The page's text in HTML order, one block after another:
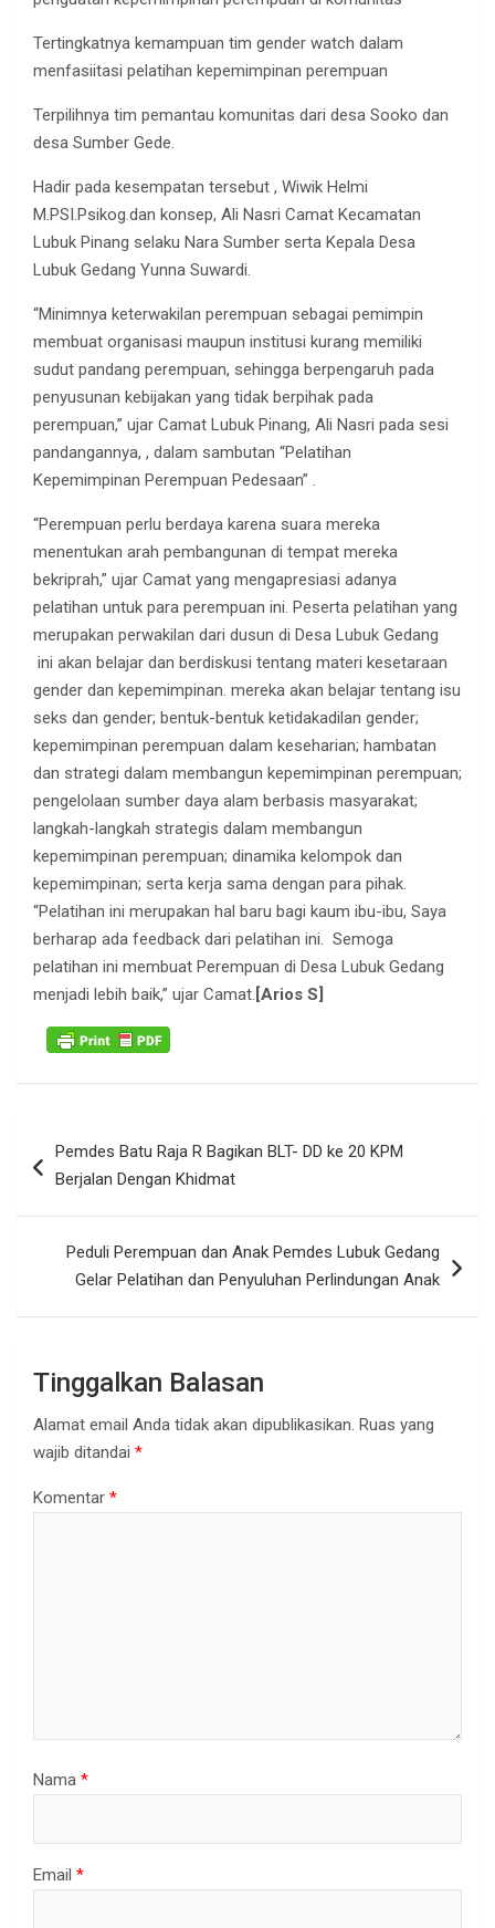
Tertingkatnya kemampuan tim gender watch dalam
menfasiitasi pelatihan kepemimpinan perempuan
Terpilihnya tim pemantau komunitas dari desa Sooko dan
desa Sumber Gede.
Hadir pada kesempatan tersebut , Wiwik Helmi
M.PSI.Psikog.dan konsep, Ali Nasri Camat Kecamatan
Lubuk Pinang selaku Nara Sumber serta Kepala Desa
Lubuk Gedang Yunna Suwardi.
“Minimnya keterwakilan perempuan sebagai pemimpin
membuat organisasi maupun institusi kurang memiliki
sudut pandang perempuan, sehingga berpengaruh pada
penyusunan kebijakan yang tidak berpihak pada
perempuan,” ujar Camat Lubuk Pinang, Ali Nasri pada sesi
pandangannya, , dalam sambutan “Pelatihan
Kepemimpinan Perempuan Pedesaan” .
“Perempuan perlu berdaya karena suara mereka
menentukan arah pembangunan di tempat mereka
bekriprah,” ujar Camat yang mengapresiasi adanya
pelatihan untuk para perempuan ini. Peserta pelatihan yang
merupakan perwakilan dari dusun di Desa Lubuk Gedang
ini akan belajar dan berdiskusi tentang materi kesetaraan
gender dan kepemimpinan. mereka akan belajar tentang isu
seks dan gender; bentuk-bentuk ketidakadilan gender;
kepemimpinan perempuan dalam keseharian; hambatan
dan strategi dalam membangun kepemimpinan perempuan;
pengelolaan sumber daya alam berbasis masyarakat;
langkah-langkah strategis dalam membangun
kepemimpinan perempuan; dinamika kelompok dan
kepemimpinan; serta kerja sama dengan para pihak.
“Pelatihan ini merupakan hal baru bagi kaum ibu-ibu, Saya
berharap ada feedback dari pelatihan ini. Semoga
pelatihan ini membuat Perempuan di Desa Lubuk Gedang
menjadi lebih baik,” ujar Camat. [Arios S]
posPemdes Batu Raja R Bagikan BLT- DD ke 20 KPM
Berjalan Dengan Khidmat
Peduli Perempuan dan Anak Pemdes Lubuk Gedang
Gelar Pelatihan dan Penyuluhan Perlindungan Anak
Tinggalkan Balasan
Alamat email Anda tidak akan dipublikasikan. Ruas yang
wajib ditandai *
Komentar *
Nama *
Email *